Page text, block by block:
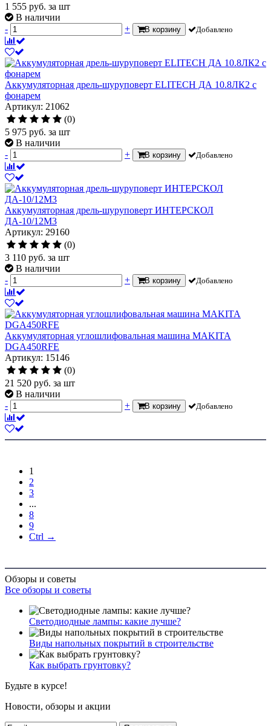
1 555 руб. за шт
В наличии
-
+ В корзину Добавлено
Аккумуляторная дрель-шуруповерт ELITECH ДА 10.8ЛК2 с
фонарем
Артикул: 21062
(0)
5 975 руб. за шт
В наличии
-
+ В корзину Добавлено
Аккумуляторная дрель-шуруповерт ИНТЕРСКОЛ
ДА-10/12М3
Артикул: 29160
(0)
3 110 руб. за шт
В наличии
-
+ В корзину Добавлено
Аккумуляторная углошлифовальная машина MAKITA
DGA450RFE
Артикул: 15146
(0)
21 520 руб. за шт
В наличии
-
+ В корзину Добавлено
1
2
3
...
8
9
Ctrl →
Обзоры и советы
Все обзоры и советы
Светодиодные лампы: какие лучше?
Виды напольных покрытий в строительстве
Как выбрать грунтовку?
Будьте в курсе!
Новости, обзоры и акции